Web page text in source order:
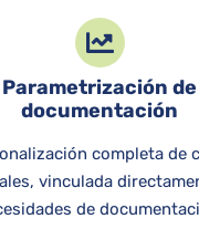
Parametrización de
documentación
completa de
vinculada
de